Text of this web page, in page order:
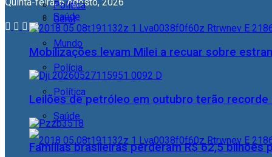
Geral
Mundo
Polícia
Política
Saúde
Política
Saúde
Mobilizações levam Milei a recuar sobre
Leilões de petróleo em outubro terão recorde
Famílias brasileiras perderam R$ 62,5 bilhões